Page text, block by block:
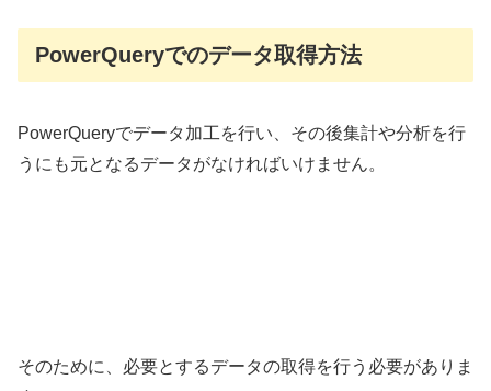
PowerQueryでのデータ取得方法
PowerQueryでデータ加工を行い、その後集計や分析を行
うにも元となるデータがなければいけません。
そのために、必要とするデータの取得を行う必要がありま